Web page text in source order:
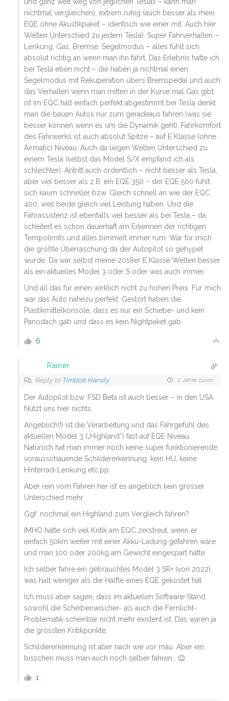
und ganz weit weg von jeglichen Teslas – kann man
nichtmal vergleichen), extrem ruhig (auch besser als mein
EQE ohne Akustikpaket – identisch wie einer mit. Auch hier
Welten Unterschied zu jedem Tesla). Super Fahrverhalten –
Lenkung, Gas, Bremse, Segelmodus – alles fühlt sich
absolut richtig an wenn man ihn fährt. Das Erlebnis hatte ich
bei Tesla eben nicht – die haben ja nichtmal einen
Segelmodus mit Rekuperation übers Bremspedal und auch
das Verhalten wenn man mitten in der Kurve mal Gas gibt
ist im EQC halt einfach perfekt abgestimmt bei Tesla denkt
man die bauen Autos nur zum geradeaus fahren (was sie
besser können wenn es um die Dynamik geht). Fahrkomfort
des Fahrwerks ist auch absolut Spitze – auf E Klasse (ohne
Airmatic) Niveau. Auch da liegen Welten Unterschied zu
einem Tesla (selbst das Model S/X empfand ich als
schlechter). Antritt auch ordentlich – nicht besser als Tesla,
aber viel besser als z.B. ein EQE 350 – der EQE 500 fühlt
sich kaum schneller bzw. Gleich schnell an wie der EQC
400, weil beide gleich viel Leistung haben. Und die
Fahrassistenz ist ebenfalls viel besser als bei Tesla – da
scheitert es schon dauerhaft am Erkennen der richtigen
Tempolimits und alles bimmelt immer rum. War für mich
die größte Überraschung da der Autopilot so gehypet
wurde. Da war selbst meine 2018er E Klasse Welten besser
als ein aktuelles Model 3 oder S oder was auch immer.
Und all das für einen wirklich nicht zu hohen Preis. Für mich
war das Auto nahezu perfekt. Gestört haben die
Plastikmittelkonsole, dass es nur ein Schiebe- und kein
Panodach gab und dass es kein Nightpaket gab.
6
Rainer
Reply to Timbob Hansly 2 Jahre zuvor
Der Autopilot bzw. FSD Beta ist auch besser – in den USA.
Nützt uns hier nichts.
Angeblich(!) ist die Verarbeitung und das Fahrgefühl des
aktuellen Model 3 („Highland“) fast auf EQE Niveau.
Natürlich hat man immer noch keine super funktionierende,
vorausschauende Schildererkennung, kein HU, keine
Hinterrad-Lenkung etc.pp.
Aber rein vom Fahren her ist es angeblich kein grosser
Unterschied mehr.
Ggf. nochmal ein Highland zum Vergleich fahren?
IMHO hätte sich viel Kritik am EQC zerstreut, wenn er
einfach 50km weiter mit einer Akku-Ladung gefahren wäre
und man 100 oder 200kg am Gewicht eingespart hätte.
Ich selber fahre ein gebrauchtes Model 3 SR+ (von 2022),
was halt weniger als die Hälfte eines EQE gekostet hat.
Ich muss aber sagen, dass im aktuellen Software-Stand
sowohl die Scheibenwischer- als auch die Fernlicht-
Problematik scheinbar nicht mehr existent ist. Das waren ja
die grössten Kritikpunkte.
Schildererkennung ist aber nach wie vor mau. Aber ein
bisschen muss man auch noch selber fahren… 😉
1